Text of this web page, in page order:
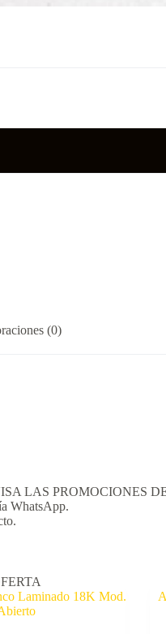
(0)
LAS PROMOCIONES
WhatsApp.